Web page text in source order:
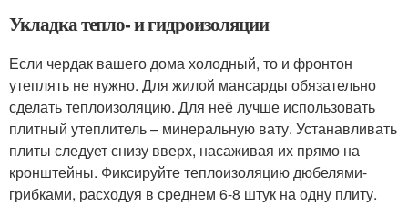
Укладка тепло- и гидроизоляции
Если чердак вашего дома холодный, то и фронтон
утеплять не нужно. Для жилой мансарды обязательно
сделать теплоизоляцию. Для неё лучше использовать
плитный утеплитель – минеральную вату. Устанавливать
плиты следует снизу вверх, насаживая их прямо на
кронштейны. Фиксируйте теплоизоляцию дюбелями-
грибками, расходуя в среднем 6-8 штук на одну плиту.